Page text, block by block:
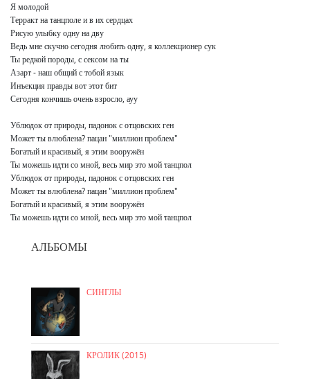
Я молодой
Терракт на танцполе и в их сердцах
Рисую улыбку одну на дву
Ведь мне скучно сегодня любить одну, я коллекционер сук
Ты редкой породы, с сексом на ты
Азарт - наш общий с тобой язык
Инъекция правды вот этот бит
Сегодня кончишь очень взросло, ауу
Ублюдок от природы, падонок с отцовских ген
Может ты влюблена? пацан "миллион проблем"
Богатый и красивый, я этим вооружён
Ты можешь идти со мной, весь мир это мой танцпол
Ублюдок от природы, падонок с отцовских ген
Может ты влюблена? пацан "миллион проблем"
Богатый и красивый, я этим вооружён
Ты можешь идти со мной, весь мир это мой танцпол
АЛЬБОМЫ
СИНГЛЫ
КРОЛИК (2015)